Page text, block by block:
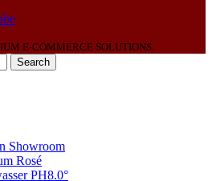
E-COMMERCE SOLUTIONS.
Search
Showroom
Rosé
PH8.0°